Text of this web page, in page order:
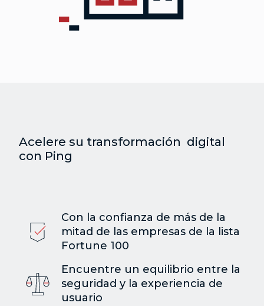
Acelere su transformación digital
con Ping
Con la confianza de más de la
mitad de las empresas de la lista
Fortune 100
Encuentre un equilibrio entre la
seguridad y la experiencia de
usuario